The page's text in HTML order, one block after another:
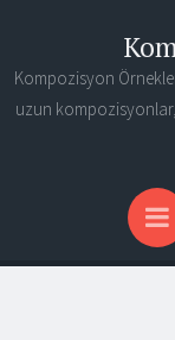
Kompozisyon
uzun